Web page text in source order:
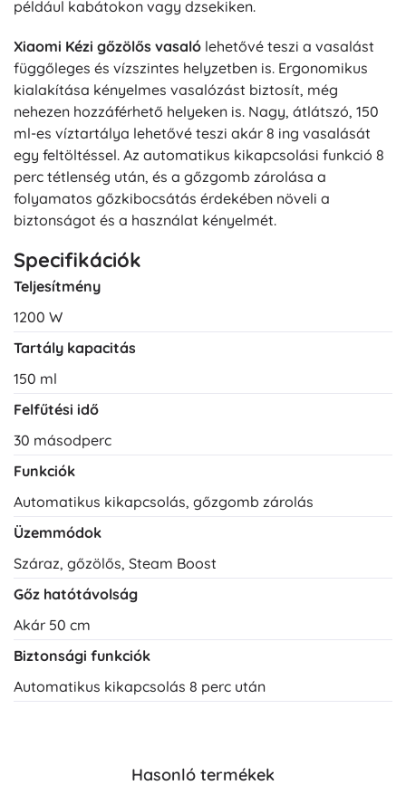
például kabátokon vagy dzsekiken.
Xiaomi Kézi gőzölős vasaló lehetővé teszi a vasalást
függőleges és vízszintes helyzetben is. Ergonomikus
kialakítása kényelmes vasalózást biztosít, még
nehezen hozzáférhető helyeken is. Nagy, átlátszó, 150
ml-es víztartálya lehetővé teszi akár 8 ing vasalását
egy feltöltéssel. Az automatikus kikapcsolási funkció 8
perc tétlenség után, és a gőzgomb zárolása a
folyamatos gőzkibocsátás érdekében növeli a
biztonságot és a használat kényelmét.
Specifikációk
Teljesítmény
1200 W
Tartály kapacitás
150 ml
Felfűtési idő
30 másodperc
Funkciók
Automatikus kikapcsolás, gőzgomb zárolás
Üzemmódok
Száraz, gőzölős, Steam Boost
Gőz hatótávolság
Akár 50 cm
Biztonsági funkciók
Automatikus kikapcsolás 8 perc után
Hasonló termékek